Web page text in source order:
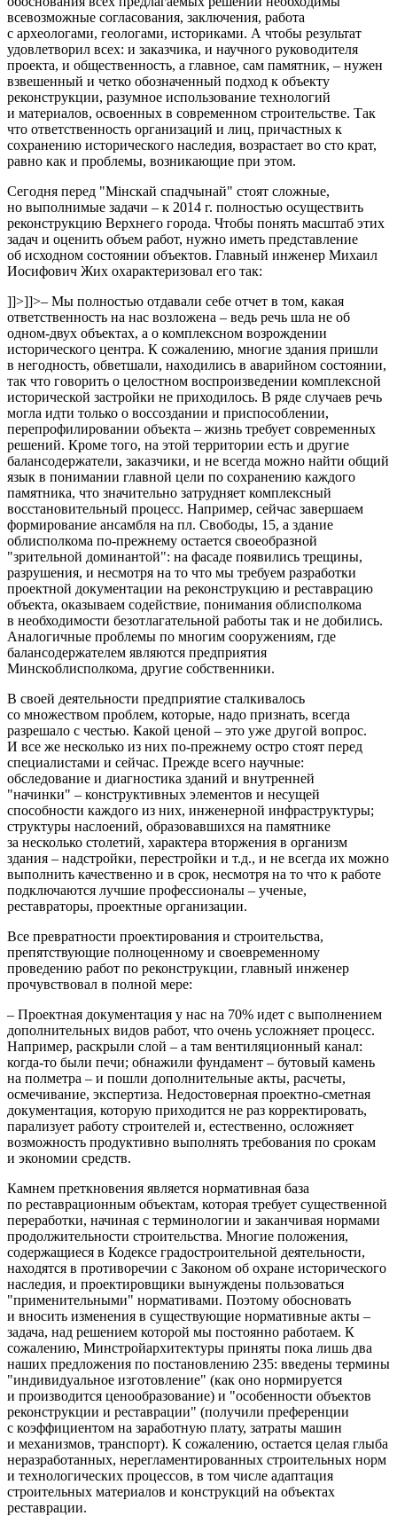
всевозможные согласования, заключения, работа
с археологами, геологами, историками. А чтобы результат
удовлетворил всех: и заказчика, и научного руководителя
проекта, и общественность, а главное, сам памятник, – нужен
взвешенный и четко обозначенный подход к объекту
реконструкции, разумное использование технологий
и материалов, освоенных в современном строительстве. Так
что ответственность организаций и лиц, причастных к
сохранению исторического наследия, возрастает во сто крат,
равно как и проблемы, возникающие при этом.
Сегодня перед "Мінскай спадчынай" стоят сложные,
но выполнимые задачи – к 2014 г. полностью осуществить
реконструкцию Верхнего города. Чтобы понять масштаб этих
задач и оценить объем работ, нужно иметь представление
об исходном состоянии объектов. Главный инженер Михаил
Иосифович Жих охарактеризовал его так:
]]>]]>– Мы полностью отдавали себе отчет в том, какая
ответственность на нас возложена – ведь речь шла не об
одном-двух объектах, а о комплексном возрождении
исторического центра. К сожалению, многие здания пришли
в негодность, обветшали, находились в аварийном состоянии,
так что говорить о целостном воспроизведении комплексной
исторической застройки не приходилось. В ряде случаев речь
могла идти только о воссоздании и приспособлении,
перепрофилировании объекта – жизнь требует современных
решений. Кроме того, на этой территории есть и другие
балансодержатели, заказчики, и не всегда можно найти общий
язык в понимании главной цели по сохранению каждого
памятника, что значительно затрудняет комплексный
восстановительный процесс. Например, сейчас завершаем
формирование ансамбля на пл. Свободы, 15, а здание
облисполкома по-прежнему остается своеобразной
"зрительной доминантой": на фасаде появились трещины,
разрушения, и несмотря на то что мы требуем разработки
проектной документации на реконструкцию и реставрацию
объекта, оказываем содействие, понимания облисполкома
в необходимости безотлагательной работы так и не добились.
Аналогичные проблемы по многим сооружениям, где
балансодержателем являются предприятия
Минскоблисполкома, другие собственники.
В своей деятельности предприятие сталкивалось
со множеством проблем, которые, надо признать, всегда
разрешало с честью. Какой ценой – это уже другой вопрос.
И все же несколько из них по-прежнему остро стоят перед
специалистами и сейчас. Прежде всего научные:
обследование и диагностика зданий и внутренней
"начинки" – конструктивных элементов и несущей
способности каждого из них, инженерной инфраструктуры;
структуры наслоений, образовавшихся на памятнике
за несколько столетий, характера вторжения в организм
здания – надстройки, перестройки и т.д., и не всегда их можно
выполнить качественно и в срок, несмотря на то что к работе
подключаются лучшие профессионалы – ученые,
реставраторы, проектные организации.
Все превратности проектирования и строительства,
препятствующие полноценному и своевременному
проведению работ по реконструкции, главный инженер
прочувствовал в полной мере:
– Проектная документация у нас на 70% идет с выполнением
дополнительных видов работ, что очень усложняет процесс.
Например, раскрыли слой – а там вентиляционный канал:
когда-то были печи; обнажили фундамент – бутовый камень
на полметра – и пошли дополнительные акты, расчеты,
осмечивание, экспертиза. Недостоверная проектно-сметная
документация, которую приходится не раз корректировать,
парализует работу строителей и, естественно, осложняет
возможность продуктивно выполнять требования по срокам
и экономии средств.
Камнем преткновения является нормативная база
по реставрационным объектам, которая требует существенной
переработки, начиная с терминологии и заканчивая нормами
продолжительности строительства. Многие положения,
содержащиеся в Кодексе градостроительной деятельности,
находятся в противоречии с Законом об охране исторического
наследия, и проектировщики вынуждены пользоваться
"применительными" нормативами. Поэтому обосновать
и вносить изменения в существующие нормативные акты –
задача, над решением которой мы постоянно работаем. К
сожалению, Минстройархитектуры приняты пока лишь два
наших предложения по постановлению 235: введены термины
"индивидуальное изготовление" (как оно нормируется
и производится ценообразование) и "особенности объектов
реконструкции и реставрации" (получили преференции
с коэффициентом на заработную плату, затраты машин
и механизмов, транспорт). К сожалению, остается целая глыба
неразработанных, нерегламентированных строительных норм
и технологических процессов, в том числе адаптация
строительных материалов и конструкций на объектах
реставрации.